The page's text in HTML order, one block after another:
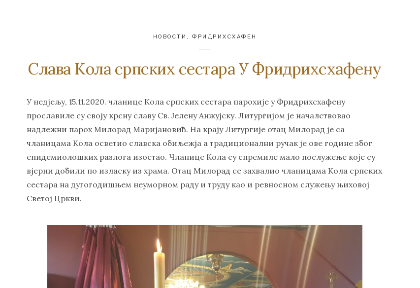
НОВОСТИ ,ФРИДРИХСХАФЕН
Слава Кола српских сестара У Фридрихсхафену
У недјељу, 15.11.2020. чланице Кола српских сестара парохије у Фридрихсхафену
прославиле су своју крсну славу Св. Јелену Анжујску. Литургијом је началствовао
надлежни парох Милорад Маријановић. На крају Литургије отац Милорад је са
чланицама Кола осветио славска обиљежја а традиционални ручак је ове године због
епидемиолошких разлога изостао. Чланице Кола су спремиле мало послужење које су
вјерни добили по изласку из храма. Отац Милорад се захвалио чланицама Кола српских
сестара на дугогодишњем неуморном раду и труду као и ревносном служењу њиховој
Светој Цркви.